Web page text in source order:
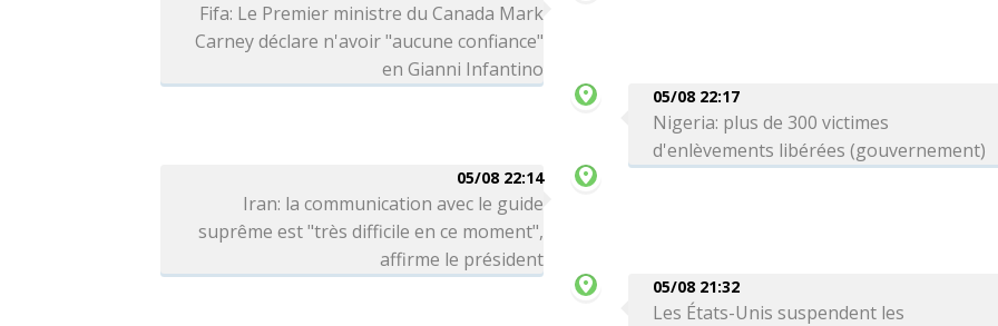
Fifa: Le Premier ministre du Canada Mark
Carney déclare n'avoir "aucune confiance"
en Gianni Infantino
05/08 22:17
Nigeria: plus de 300 victimes
d'enlèvements libérées (gouvernement)
05/08 22:14
Iran: la communication avec le guide
suprême est "très difficile en ce moment",
affirme le président
05/08 21:32
Les États-Unis suspendent les